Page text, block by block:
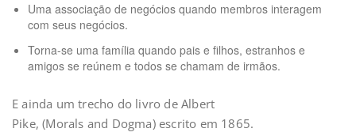
Uma associação de negócios quando membros interagem
com seus negócios.
Torna-se uma família quando pais e filhos, estranhos e
amigos se reúnem e todos se chamam de irmãos.
E ainda um trecho do livro de Albert
Pike, (Morals and Dogma) escrito em 1865.